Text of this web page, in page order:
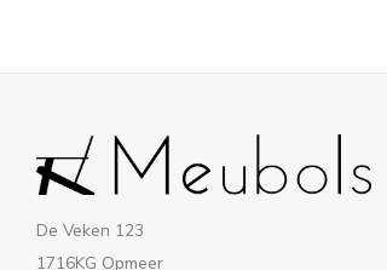
De Veken 123
1716KG Opmeer